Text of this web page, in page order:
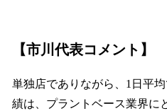
【市川代表コメント】
単独店でありながら、1日平
績は、プラントベース業界に